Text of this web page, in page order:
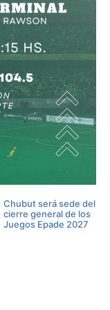
Chubut será sede del
cierre general de los
Juegos Epade 2027